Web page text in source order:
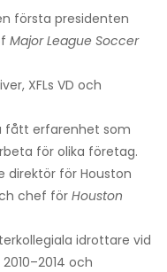
första presidenten
Major League Soccer
XFLs VD och
fått erfarenhet som
för olika företag.
direktör för Houston
chef för Houston
idrottare vid
och